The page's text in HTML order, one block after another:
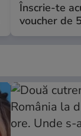
Înscrie-te
voucher de